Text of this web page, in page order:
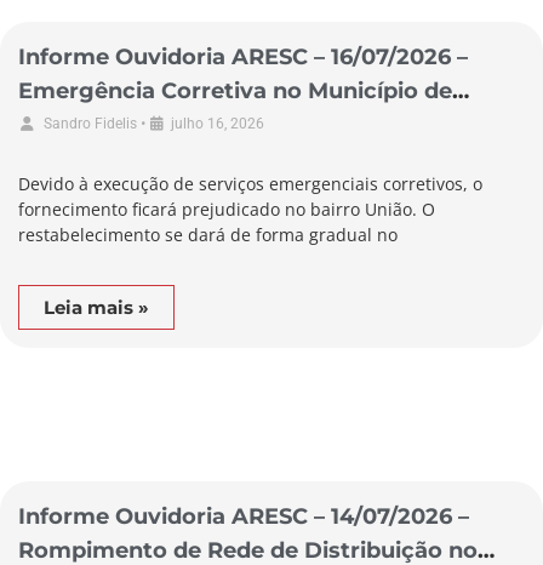
Informe Ouvidoria ARESC – 16/07/2026 –
Emergência Corretiva no Município de
Alfredo Wagner
Sandro Fidelis • julho 16, 2026
Devido à execução de serviços emergenciais corretivos, o
fornecimento ficará prejudicado no bairro União. O
restabelecimento se dará de forma gradual no
Leia mais »
Informe Ouvidoria ARESC – 14/07/2026 –
Rompimento de Rede de Distribuição no